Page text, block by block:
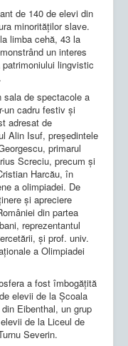
de 140 de elevi din
minorităților slave.
limba cehă, 43 la
un interes
lingvistic
de spectacole a
un cadru festiv și
adresat de
Alin Isuf, președintele
primarul
Screciu, precum și
Harcău, în
a olimpiadei. De
și apreciere
din partea
reprezentantul
și prof. univ.
a Olimpiadei
a fost îmbogățită
elevii de la Școala
Eibenthal, un grup
de la Liceul de
Severin.